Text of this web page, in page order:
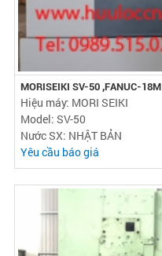
MORISEIKI SV-50 ,FANUC-18M
Hiệu máy: MORI SEIKI
Model: SV-50
Nước SX: NHẬT BẢN
Yêu cầu báo giá